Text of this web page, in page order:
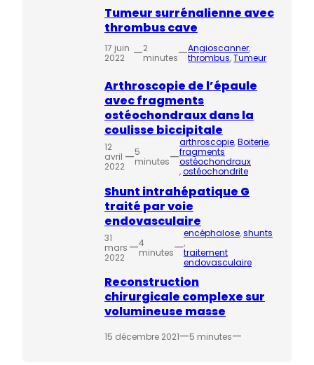
Tumeur surrénalienne avec
thrombus cave
17 juin
2022
—2
minutes—Angioscanner,
thrombus, Tumeur
Arthroscopie de l’épaule
avec fragments
ostéochondraux dans la
coulisse biccipitale
12
avril
2022
—5
minutes—
arthroscopie, Boiterie,
fragments
ostéochondraux
, ostéochondrite
Shunt intrahépatique G
traité par voie
endovasculaire
31
mars
2022
—4
minutes—
encéphalose, shunts
,
traitement
endovasculaire
Reconstruction
chirurgicale complexe sur
volumineuse masse
15 décembre 2021—5 minutes—